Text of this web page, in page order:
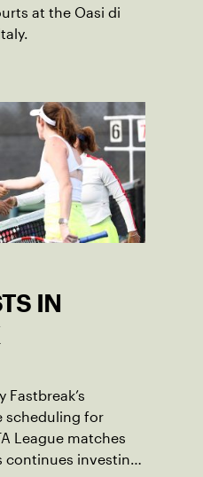
at the Oasi di
IN
Fastbreak’s
scheduling for
League matches
continues investing